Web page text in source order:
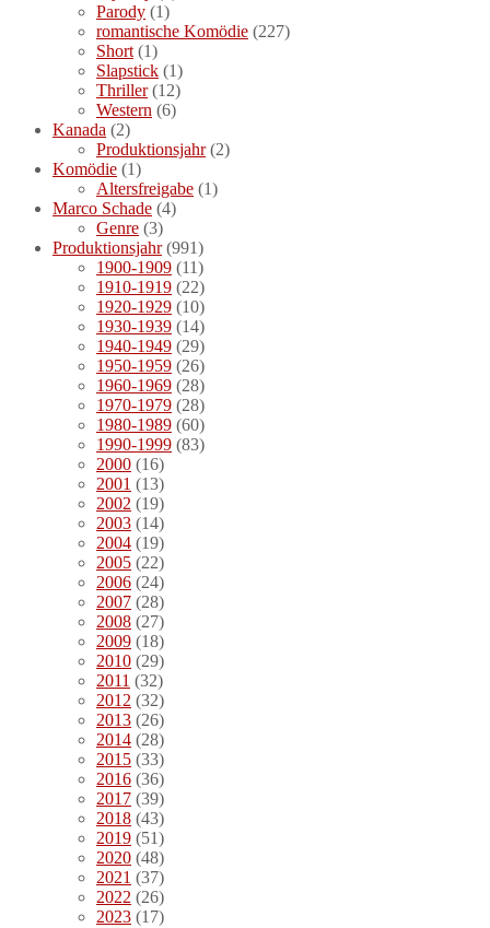
Parody (1)
romantische Komödie (227)
Short(1)
Slapstick (1)
Thriller(12)
Western (6)
Kanada (2)
Produktionsjahr(2)
Komödie (1)
Altersfreigabe (1)
Marco Schade (4)
Genre (3)
Produktionsjahr(991)
1900-1909 (11)
1910-1919 (22)
1920-1929 (10)
1930-1939 (14)
1940-1949 (29)
1950-1959 (26)
1960-1969 (28)
1970-1979 (28)
1980-1989 (60)
1990-1999 (83)
2000 (16)
2001 (13)
2002 (19)
2003 (14)
2004 (19)
2005 (22)
2006 (24)
2007 (28)
2008 (27)
2009 (18)
2010 (29)
2011 (32)
2012 (32)
2013 (26)
2014 (28)
2015 (33)
2016 (36)
2017 (39)
2018 (43)
2019 (51)
2020 (48)
2021 (37)
2022 (26)
2023 (17)